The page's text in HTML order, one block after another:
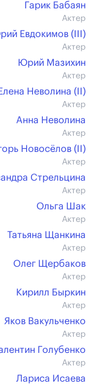
Гарик Бабаян
Актер
Евдокимов (III)
Актер
Юрий Мазихин
Актер
Елена Неволина (II)
Актер
Анна Неволина
Актер
Новосёлов (II)
Актер
Стрельцина
Актер
Ольга Шак
Актер
Татьяна Щанкина
Актер
Олег Щербаков
Актер
Кирилл Быркин
Актер
Яков Вакульченко
Актер
Голубенко
Актер
Лариса Исаева